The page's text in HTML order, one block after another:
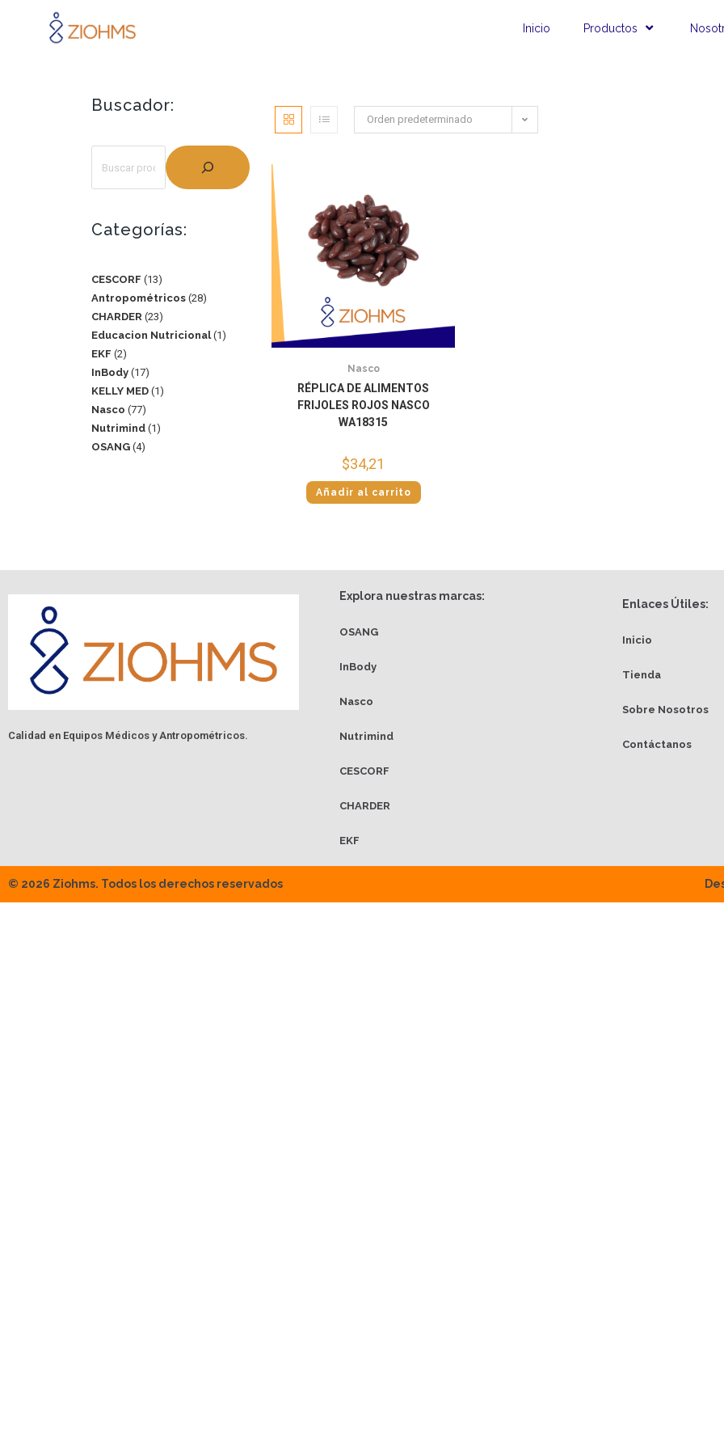
Inicio Productos
Buscador:
Categorías:
CESCORF 13
Antropométricos 28
CHARDER 23
Educacion Nutricional 1
EKF 2
InBody 17
KELLY MED 1
Nasco 77
Nutrimind 1
OSANG 4
Orden predeterminado
Nasco
RÉPLICA DE ALIMENTOS
FRIJOLES ROJOS NASCO
WA18315
$34,21
Añadir al carrito
Calidad en Equipos Médicos y Antropométricos.
Explora nuestras marcas:
OSANG
InBody
Nasco
Nutrimind
CESCORF
CHARDER
EKF
Enlaces Útiles:
Inicio
Tienda
Sobre Nosotros
Contáctanos
© 2026 Ziohms. Todos los derechos reservados